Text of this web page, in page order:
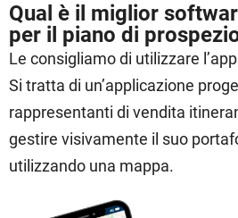
Qual è il miglior
per il piano di
Le consigliamo di utilizzare
Si tratta di un’applicazione
rappresentanti di vendita
gestire visivamente il suo
utilizzando una mappa.